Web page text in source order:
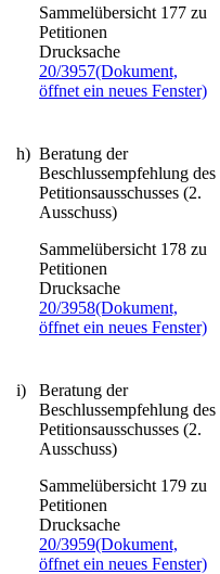
Sammelübersicht 177 zu
Petitionen
Drucksache
20/3957(Dokument,
öffnet ein neues Fenster)
h) Beratung der
Beschlussempfehlung des
Petitionsausschusses (2.
Ausschuss)
Sammelübersicht 178 zu
Petitionen
Drucksache
20/3958(Dokument,
öffnet ein neues Fenster)
i)
Beratung der
Beschlussempfehlung des
Petitionsausschusses (2.
Ausschuss)
Sammelübersicht 179 zu
Petitionen
Drucksache
20/3959(Dokument,
öffnet ein neues Fenster)